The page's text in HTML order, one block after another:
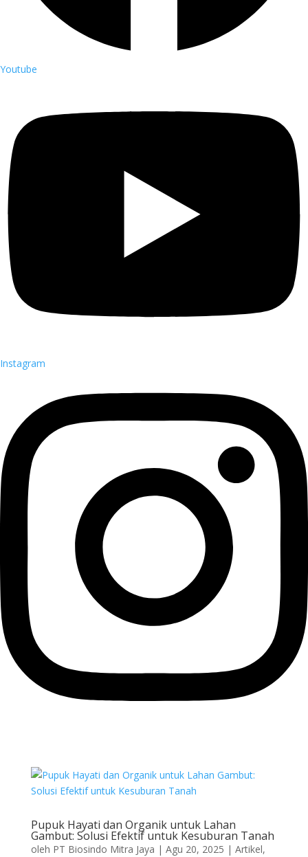
Youtube
Instagram
Pupuk Hayati dan Organik untuk Lahan
Gambut: Solusi Efektif untuk Kesuburan Tanah
oleh PT Biosindo Mitra Jaya | Agu 20, 2025 | Artikel,